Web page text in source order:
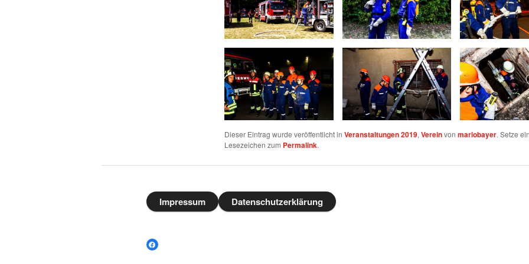
Dieser Eintrag wurde veröffentlicht in Veranstaltungen 2019, Vereinvon mariobayer. Setze
Lesezeichen zum Permalink.
Impressum Datenschutzerklärung
Facebook